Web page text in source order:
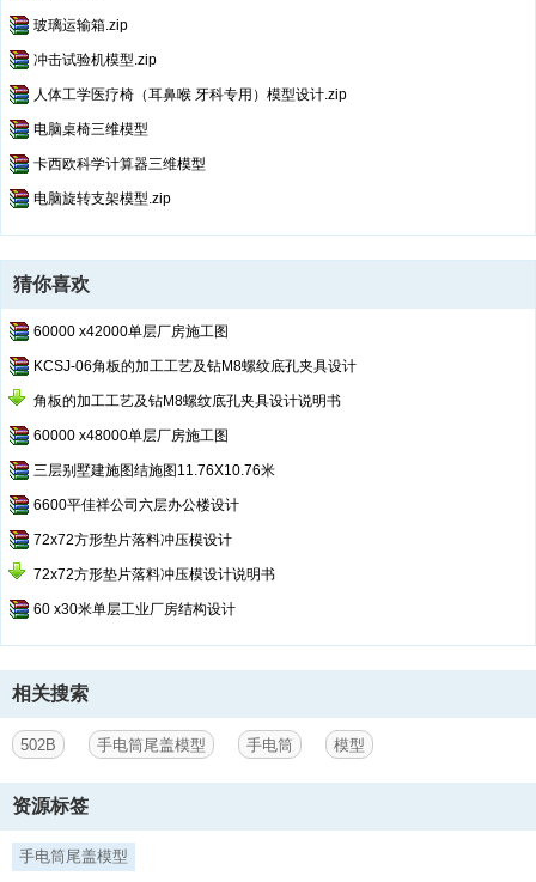
玻璃运输箱.zip
冲击试验机模型.zip
人体工学医疗椅（耳鼻喉 牙科专用）模型设计.zip
电脑桌椅三维模型
卡西欧科学计算器三维模型
电脑旋转支架模型.zip
猜你喜欢
60000 x42000单层厂房施工图
KCSJ-06角板的加工工艺及钻M8螺纹底孔夹具设计
角板的加工工艺及钻M8螺纹底孔夹具设计说明书
60000 x48000单层厂房施工图
三层别墅建施图结施图11.76X10.76米
6600平佳祥公司六层办公楼设计
72x72方形垫片落料冲压模设计
72x72方形垫片落料冲压模设计说明书
60 x30米单层工业厂房结构设计
相关搜索
502B 手电筒尾盖模型 手电筒 模型
资源标签
手电筒尾盖模型